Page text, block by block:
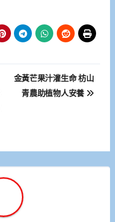
金黃芒果汁灌生命 枋山
青農助植物人安養